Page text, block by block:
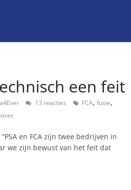
een feit
13 reacties FCA, fusie,
en FCA zijn twee bedrijven in
we zijn bewust van het feit dat